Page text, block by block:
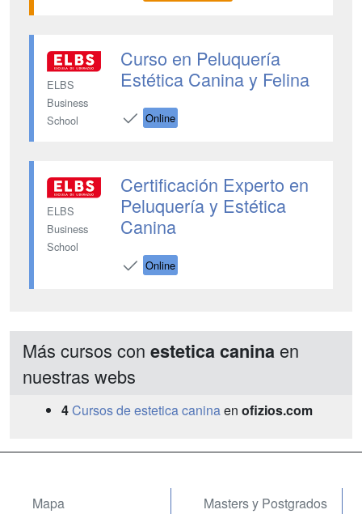
ELBS
Business
School
Curso en Peluquería
Estética Canina y Felina
Online
ELBS
Business
School
Certificación Experto en
Peluquería y Estética
Canina
Online
Más cursos con estetica canina en
nuestras webs
4Cursos de estetica caninaen ofizios.com
Mapa
Masters y Postgrados